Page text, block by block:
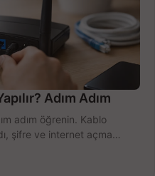
Adım Adım
adım öğrenin. Kablo
şifre ve internet açma